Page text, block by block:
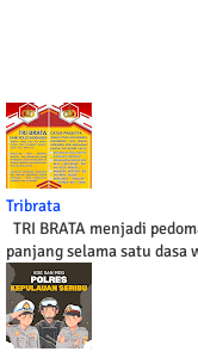
Tribrata
TRI BRATA menjadi
panjang selama satu